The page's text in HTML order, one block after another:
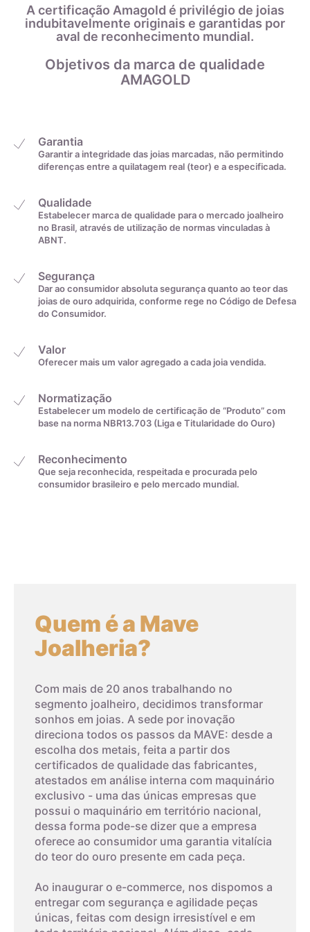
AMAGOLD é investir em uma peça durável e de qualidade,
comprovada pelo selo de garantia e pelas análises feitas
regularmente em nossos produtos.
A certificação Amagold é privilégio de joias
indubitavelmente originais e garantidas por
aval de reconhecimento mundial.
Objetivos da marca de qualidade
AMAGOLD
Garantia
Garantir a integridade das joias marcadas, não permitindo
diferenças entre a quilatagem real (teor) e a especificada.
Qualidade
Estabelecer marca de qualidade para o mercado joalheiro
no Brasil, através de utilização de normas vinculadas à
ABNT.
Segurança
Dar ao consumidor absoluta segurança quanto ao teor das
joias de ouro adquirida, conforme rege no Código de Defesa
do Consumidor.
Valor
Oferecer mais um valor agregado a cada joia vendida.
Normatização
Estabelecer um modelo de certificação de “Produto” com
base na norma NBR13.703 (Liga e Titularidade do Ouro)
Reconhecimento
Que seja reconhecida, respeitada e procurada pelo
consumidor brasileiro e pelo mercado mundial.
Quem é a Mave
Joalheria?
Com mais de 20 anos trabalhando no
segmento joalheiro, decidimos transformar
sonhos em joias. A sede por inovação
direciona todos os passos da MAVE: desde a
escolha dos metais, feita a partir dos
certificados de qualidade das fabricantes,
atestados em análise interna com maquinário
exclusivo - uma das únicas empresas que
possui o maquinário em território nacional,
dessa forma pode-se dizer que a empresa
oferece ao consumidor uma garantia vitalícia
do teor do ouro presente em cada peça.
Ao inaugurar o e-commerce, nos dispomos a
entregar com segurança e agilidade peças
únicas, feitas com design irresistível e em